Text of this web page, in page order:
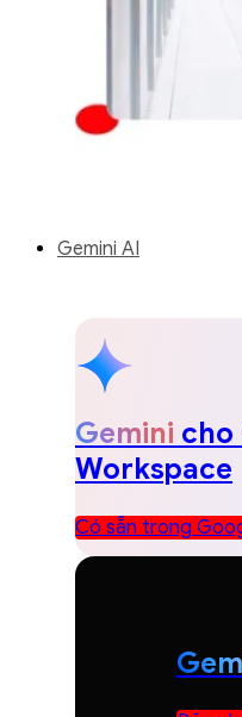
Gemini AI
Gemini cho
Workspace
Có sẵn trong